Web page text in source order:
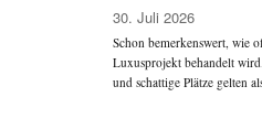
30. Juli 2026
Schon bemerkenswert, wie
Luxusprojekt behandelt
und schattige Plätze gelten